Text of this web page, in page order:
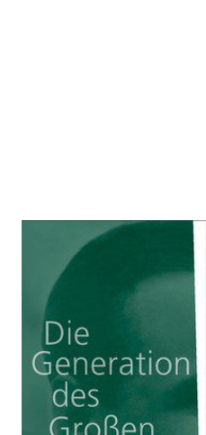
Leben, ins Feuer
Zur Wunschliste
Die Generation des
Michail Ryklin